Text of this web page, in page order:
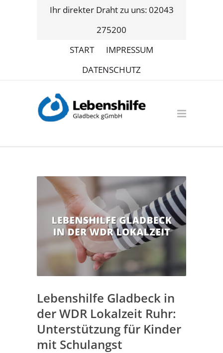
Ihr direkter Draht zu uns: 02043
275200
START
IMPRESSUM
DATENSCHUTZ
Lebenshilfe Gladbeck in
der WDR Lokalzeit Ruhr:
Unterstützung für Kinder
mit Schulangst